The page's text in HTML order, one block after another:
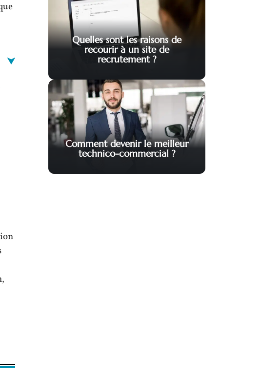
Quelles sont les raisons de
recourir à un site de
recrutement ?
Comment devenir le meilleur
technico-commercial ?